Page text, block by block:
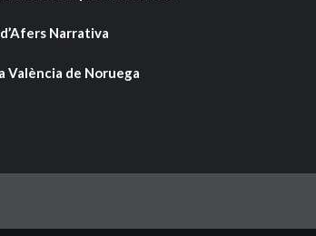
d’Afers Narrativa
València de Noruega